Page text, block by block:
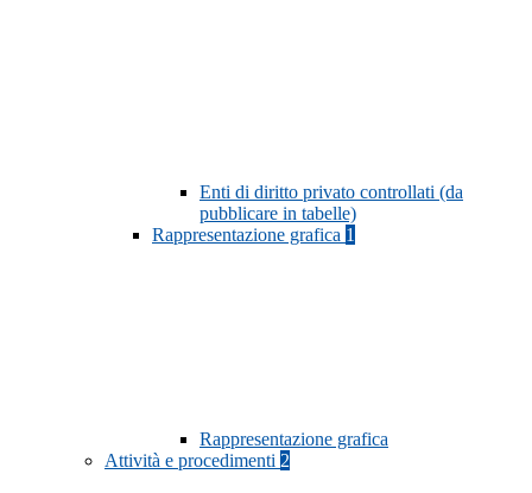
Enti di diritto privato controllati (da
pubblicare in tabelle)
Rappresentazione grafica 1
Rappresentazione grafica
Attività e procedimenti 2